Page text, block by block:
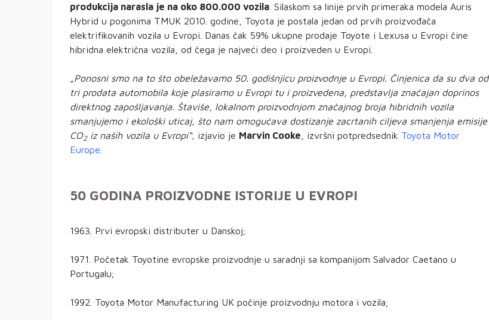
produkcija narasla je na oko 800.000 vozila . Silaskom sa linije prvih primeraka modela Auris
Hybrid u pogonima TMUK 2010. godine, Toyota je postala jedan od prvih proizvođača
elektrifikovanih vozila u Evropi. Danas čak 59% ukupne prodaje Toyote i Lexusa u Evropi čine
hibridna električna vozila, od čega je najveći deo i proizveden u Evropi.
„Ponosni smo na to što obeležavamo 50. godišnjicu proizvodnje u Evropi. Činjenica da su dva od
tri prodata automobila koje plasiramo u Evropi tu i proizvedena, predstavlja značajan doprinos
direktnog zapošljavanja. Štaviše, lokalnom proizvodnjom značajnog broja hibridnih vozila
smanjujemo i ekološki uticaj, što nam omogućava dostizanje zacrtanih ciljeva smanjenja emisije
CO2iz naših vozila u Evropi“, izjavio je Marvin Cooke , izvršni potpredsednik Toyota Motor
Europe
50 GODINA PROIZVODNE ISTORIJE U EVROPI
1963. Prvi evropski distributer u Danskoj;
1971. Početak Toyotine evropske proizvodnje u saradnji sa kompanijom Salvador Caetano u
Portugalu;
1992. Toyota Motor Manufacturing UK počinje proizvodnju motora i vozila;